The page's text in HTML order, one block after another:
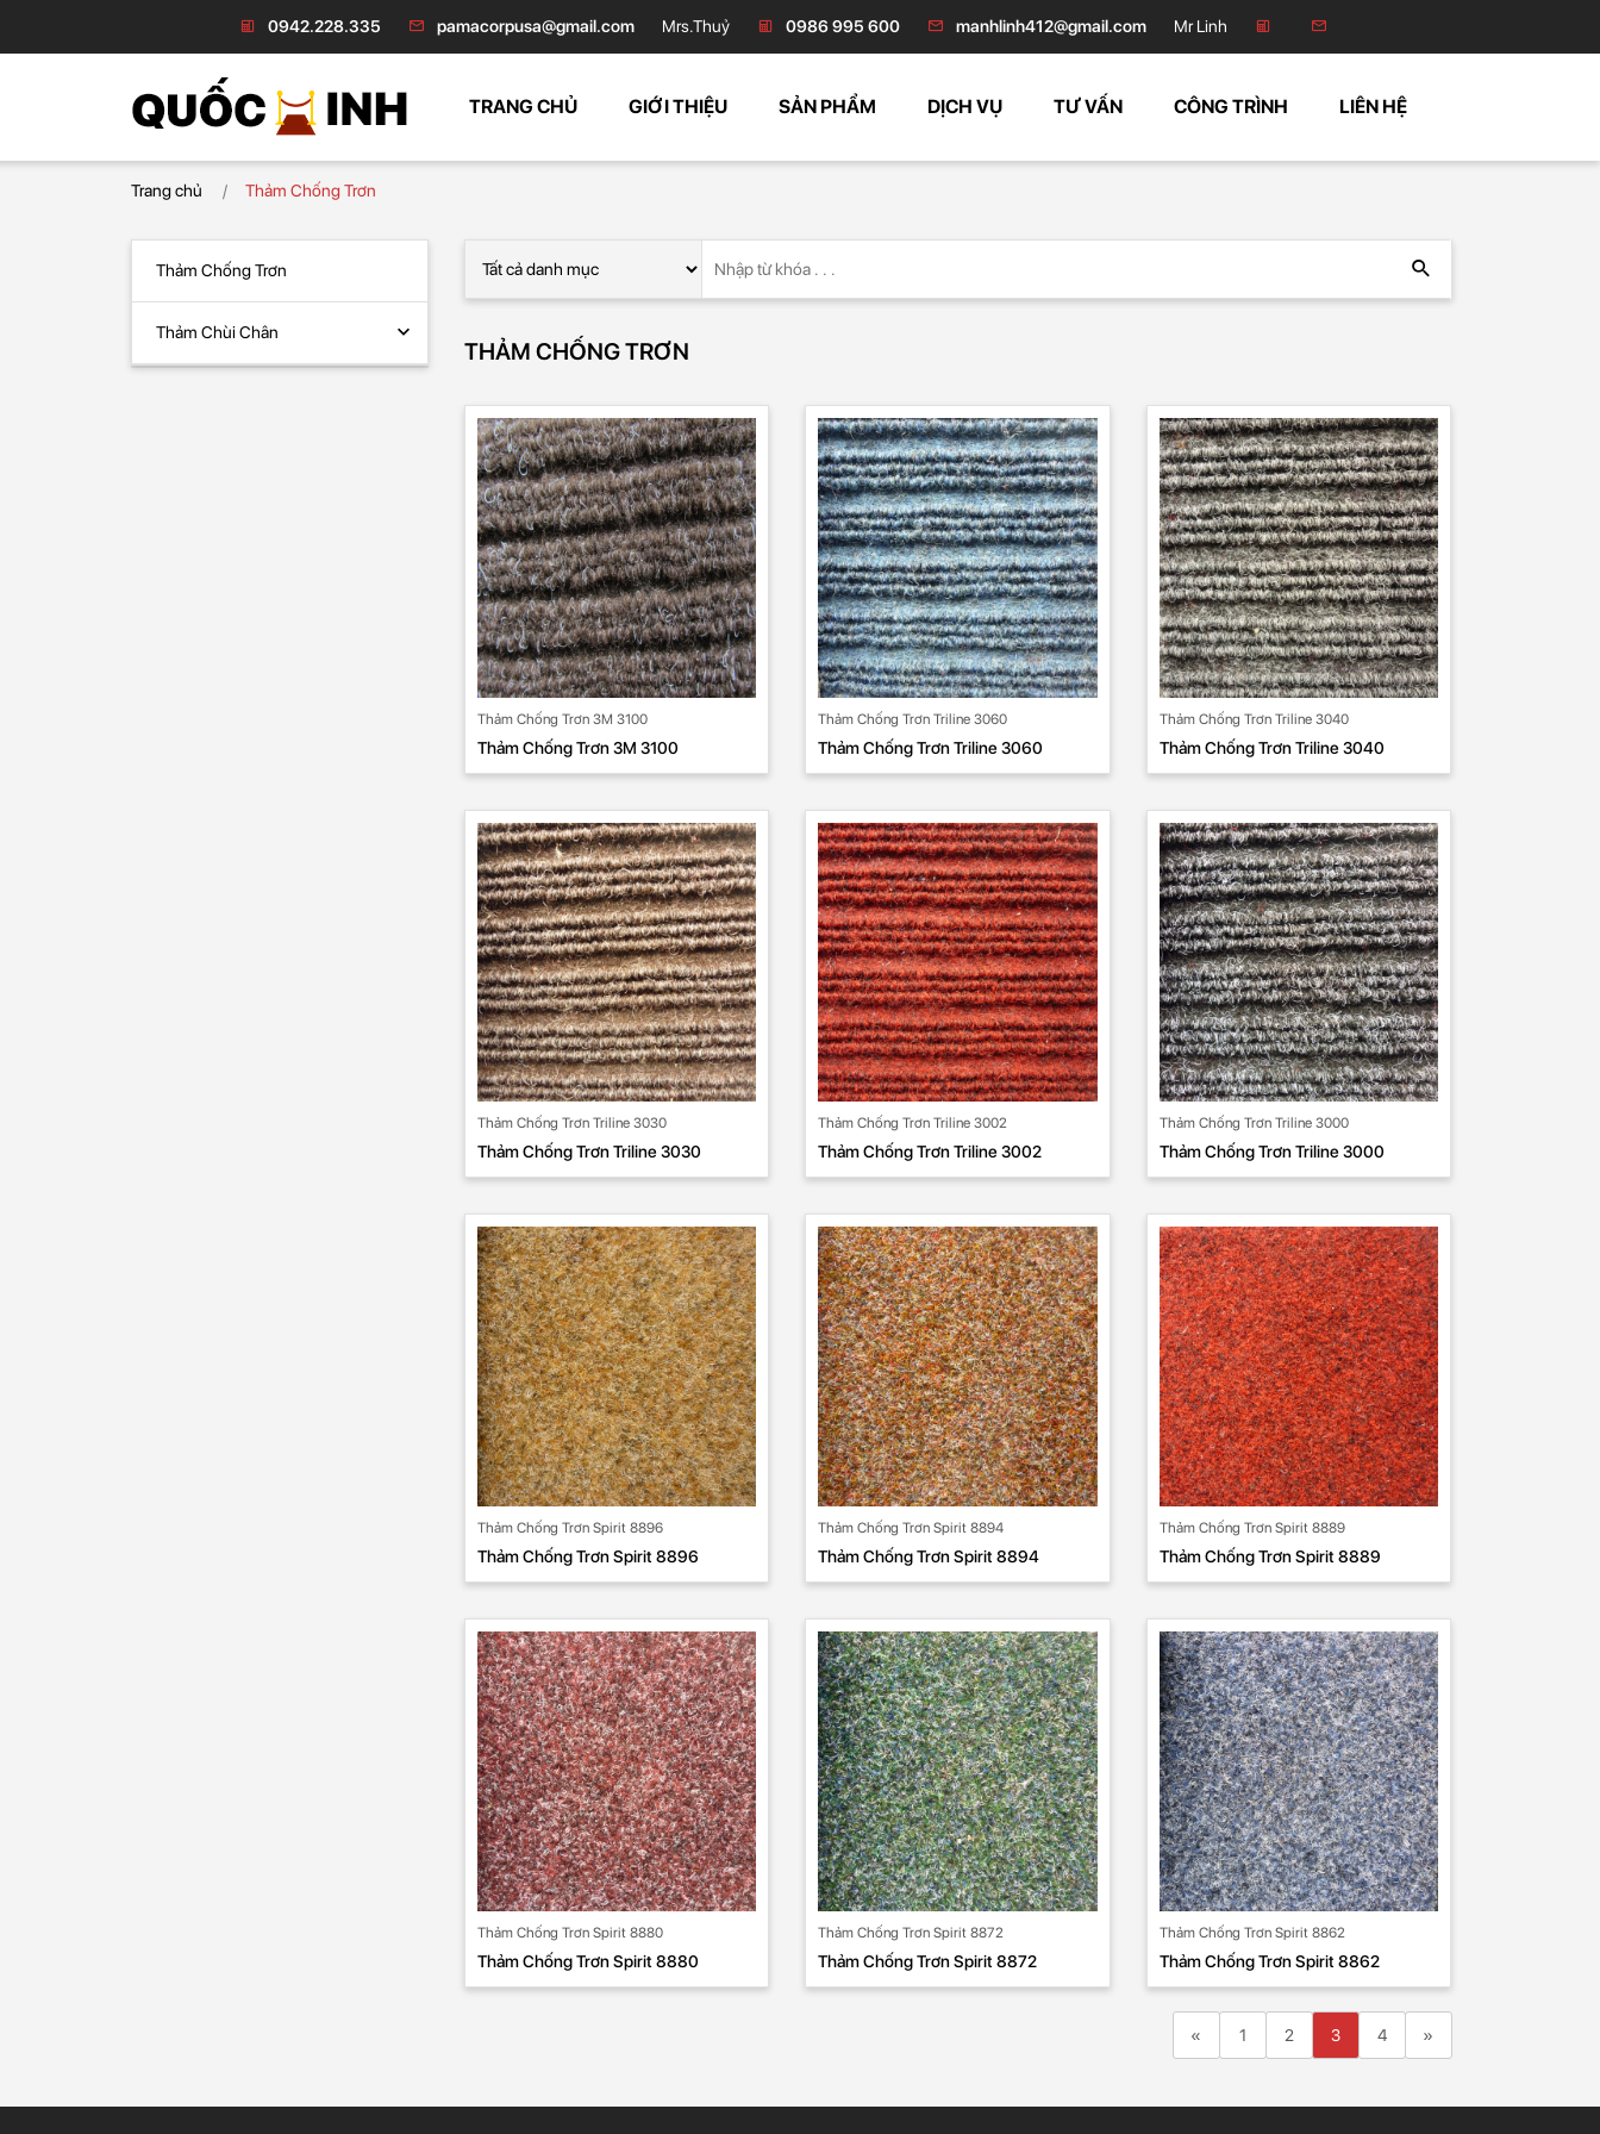
0942.228.335 pamacorpusa@gmail.com Mrs.Thuỷ 0986 995 600 manhlinh412@gmail.com Mr Linh
TRANG CHỦ GIỚI THIỆU SẢN PHẨM DỊCH VỤ TƯ VẤN CÔNG TRÌNH LIÊN HỆ
Trang chủ Thảm Chống Trơn
Thảm Chống Trơn
Thảm Chùi Chân
THẢM CHỐNG TRƠN
Thảm Chống Trơn 3M 3100
Thảm Chống Trơn 3M 3100
Thảm Chống Trơn Triline 3060
Thảm Chống Trơn Triline 3060
Thảm Chống Trơn Triline 3040
Thảm Chống Trơn Triline 3040
Thảm Chống Trơn Triline 3030
Thảm Chống Trơn Triline 3030
Thảm Chống Trơn Triline 3002
Thảm Chống Trơn Triline 3002
Thảm Chống Trơn Triline 3000
Thảm Chống Trơn Triline 3000
Thảm Chống Trơn Spirit 8896
Thảm Chống Trơn Spirit 8896
Thảm Chống Trơn Spirit 8894
Thảm Chống Trơn Spirit 8894
Thảm Chống Trơn Spirit 8889
Thảm Chống Trơn Spirit 8889
Thảm Chống Trơn Spirit 8880
Thảm Chống Trơn Spirit 8880
Thảm Chống Trơn Spirit 8872
Thảm Chống Trơn Spirit 8872
Thảm Chống Trơn Spirit 8862
Thảm Chống Trơn Spirit 8862
« Previous
1 2 3 4 »